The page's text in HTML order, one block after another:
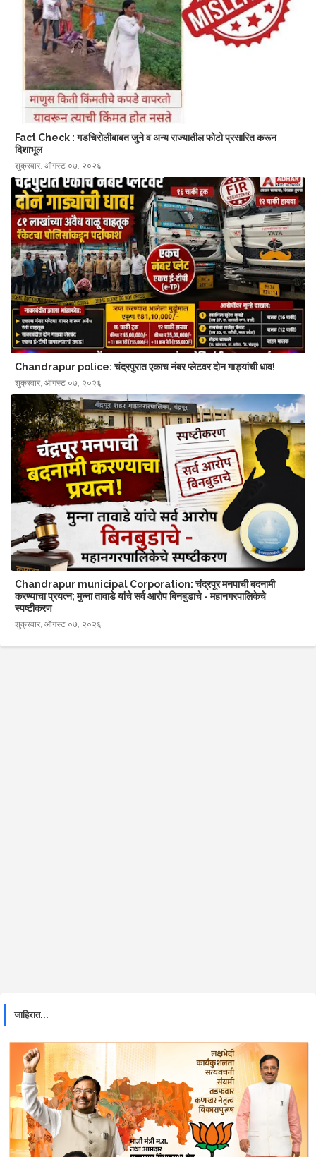
Fact Check : गडचिरोलीबाबत जुने व अन्य राज्यातील फोटो प्रसारित करून
दिशाभूल
शुक्रवार, ऑगस्ट ०७, २०२६
Chandrapur police: चंद्रपुरात एकाच नंबर प्लेटवर दोन गाड्यांची धाव!
शुक्रवार, ऑगस्ट ०७, २०२६
Chandrapur municipal Corporation: चंद्रपूर मनपाची बदनामी
करण्याचा प्रयत्न; मुन्ना तावाडे यांचे सर्व आरोप बिनबुडाचे - महानगरपालिकेचे
स्पष्टीकरण
शुक्रवार, ऑगस्ट ०७, २०२६
जाहिरात...